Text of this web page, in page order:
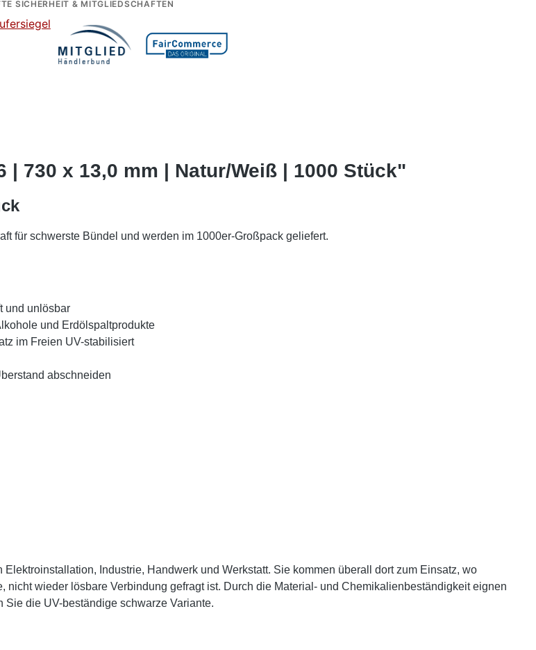
SICHERHEIT & MITGLIEDSCHAFTEN
730 x 13,0 mm | Natur/Weiß | 1000 Stück"
für schwerste Bündel und werden im 1000er-Großpack geliefert.
und unlösbar
und Erdölspaltprodukte
im Freien UV-stabilisiert
abschneiden
Industrie, Handwerk und Werkstatt. Sie kommen überall dort zum Einsatz, wo
wieder lösbare Verbindung gefragt ist. Durch die Material- und Chemikalienbeständigkeit eignen
die UV-beständige schwarze Variante.